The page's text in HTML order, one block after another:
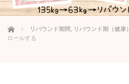
ホーム リバウンド期間 , リバウンド期（健康）
ロールする